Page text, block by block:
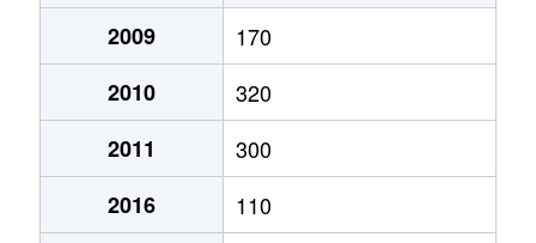
2009
170
2010
320
2011
300
2016
110